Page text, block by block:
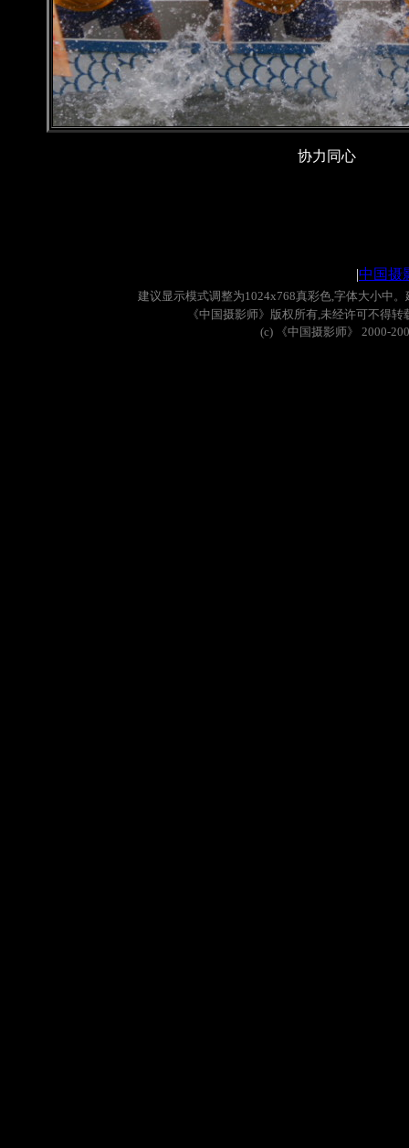
协力同心
|中国摄
建议显示模式调整为1024x768真彩色,字体大小中。
《中国摄影师》版权所有,未经许可不得转
(c)
《中国摄影师》 2000-200